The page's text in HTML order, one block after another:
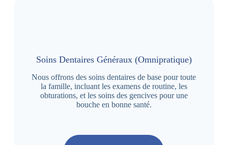
Soins Dentaires Généraux (Omnipratique)
Nous offrons des soins dentaires de base pour toute
la famille, incluant les examens de routine, les
obturations, et les soins des gencives pour une
bouche en bonne santé.